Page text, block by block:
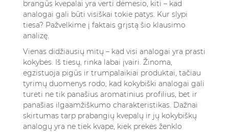
brangūs kvepalai yra verti dėmesio, kiti – kad
analogai gali būti visiškai tokie patys. Kur slypi
tiesa? Pažvelkime į faktais grįstą šio klausimo
analizę.
Vienas didžiausių mitų – kad visi analogai yra prasti
kokybės. Iš tiesų, rinka labai įvairi. Žinoma,
egzistuoja pigūs ir trumpalaikiai produktai, tačiau
tyrimų duomenys rodo, kad kokybiški analogai gali
turėti ne tik panašius aromatinius profilius, bet ir
panašias ilgaamžiškumo charakteristikas. Dažnai
skirtumas tarp prabangių kvepalų ir jų kokybiškų
analogų yra ne tiek kvape, kiek prekės ženklo